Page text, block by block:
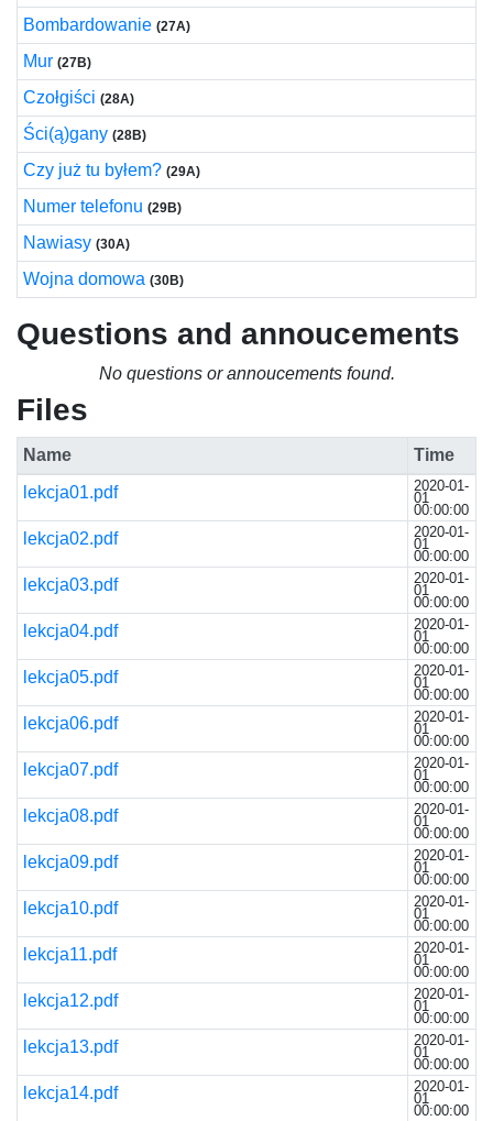
Bombardowanie (27A)
Mur (27B)
Czołgiści (28A)
Ści(ą)gany (28B)
Czy już tu byłem? (29A)
Numer telefonu (29B)
Nawiasy (30A)
Wojna domowa (30B)
Questions and annoucements
No questions or annoucements found.
Files
Name
Time
lekcja01.pdf
2020-01-
01
00:00:00
lekcja02.pdf 2020-01-
01
00:00:00
lekcja03.pdf 2020-01-
01
00:00:00
lekcja04.pdf 2020-01-
01
00:00:00
lekcja05.pdf 2020-01-
01
00:00:00
lekcja06.pdf 2020-01-
01
00:00:00
lekcja07.pdf 2020-01-
01
00:00:00
lekcja08.pdf 2020-01-
01
00:00:00
lekcja09.pdf 2020-01-
01
00:00:00
lekcja10.pdf 2020-01-
01
00:00:00
lekcja11.pdf 2020-01-
01
00:00:00
lekcja12.pdf 2020-01-
01
00:00:00
lekcja13.pdf 2020-01-
01
00:00:00
lekcja14.pdf 2020-01-
01
00:00:00